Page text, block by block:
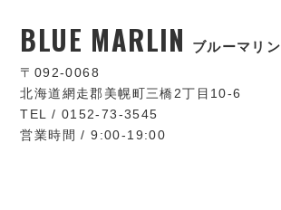
BLUE MARLIN ブルーマリン
〒092-0068
北海道網走郡美幌町三橋2丁目10-6
TEL / 0152-73-3545
営業時間 / 9:00-19:00